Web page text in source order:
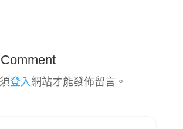
登入 網站才能發佈留言。